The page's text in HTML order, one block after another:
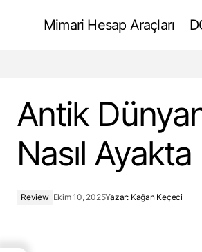
Mimari Hesap Araçları
Antik
Nasıl Ayakta
Review Ekim 10, 2025Yazar: Kağan Keçeci